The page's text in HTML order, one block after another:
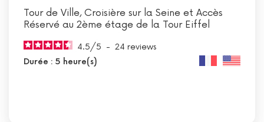
Tour de Ville, Croisière sur la Seine et Accès
Réservé au 2ème étage de la Tour Eiffel
4.5/5 - 24 reviews
Durée : 5 heure(s)